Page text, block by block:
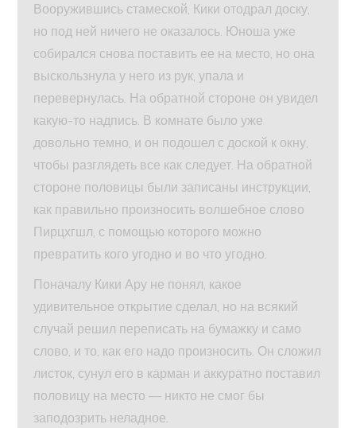
Вооружившись стамеской, Кики отодрал доску,
но под ней ничего не оказалось. Юноша уже
собирался снова поставить ее на место, но она
выскользнула у него из рук, упала и
перевернулась. На обратной стороне он увидел
какую-то надпись. В комнате было уже
довольно темно, и он подошел с доской к окну,
чтобы разглядеть все как следует. На обратной
стороне половицы были записаны инструкции,
как правильно произносить волшебное слово
Пирцхгшл, с помощью которого можно
превратить кого угодно и во что угодно.
Поначалу Кики Ару не понял, какое
удивительное открытие сделал, но на всякий
случай решил переписать на бумажку и само
слово, и то, как его надо произносить. Он сложил
листок, сунул его в карман и аккуратно поставил
половицу на место — никто не смог бы
заподозрить неладное.